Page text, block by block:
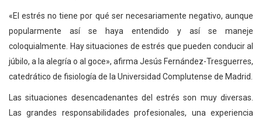
«El estrés no tiene por qué ser necesariamente negativo, aunque
popularmente así se haya entendido y así se maneje
coloquialmente. Hay situaciones de estrés que pueden conducir al
júbilo, a la alegría o al goce», afirma Jesús Fernández-Tresguerres,
catedrático de fisiología de la Universidad Complutense de Madrid.
Las situaciones desencadenantes del estrés son muy diversas.
Las grandes responsabilidades profesionales, una experiencia